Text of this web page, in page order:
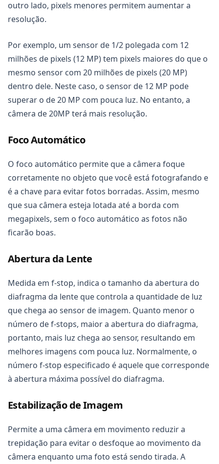
outro lado, pixels menores permitem aumentar a
resolução.
Por exemplo, um sensor de 1/2 polegada com 12
milhões de pixels (12 MP) tem pixels maiores do que o
mesmo sensor com 20 milhões de pixels (20 MP)
dentro dele. Neste caso, o sensor de 12 MP pode
superar o de 20 MP com pouca luz. No entanto, a
câmera de 20MP terá mais resolução.
Foco Automático
O foco automático permite que a câmera foque
corretamente no objeto que você está fotografando e
é a chave para evitar fotos borradas. Assim, mesmo
que sua câmera esteja lotada até a borda com
megapixels, sem o foco automático as fotos não
ficarão boas.
Abertura da Lente
Medida em f-stop, indica o tamanho da abertura do
diafragma da lente que controla a quantidade de luz
que chega ao sensor de imagem. Quanto menor o
número de f-stops, maior a abertura do diafragma,
portanto, mais luz chega ao sensor, resultando em
melhores imagens com pouca luz. Normalmente, o
número f-stop especificado é aquele que corresponde
à abertura máxima possível do diafragma.
Estabilização de Imagem
Permite a uma câmera em movimento reduzir a
trepidação para evitar o desfoque ao movimento da
câmera enquanto uma foto está sendo tirada. A